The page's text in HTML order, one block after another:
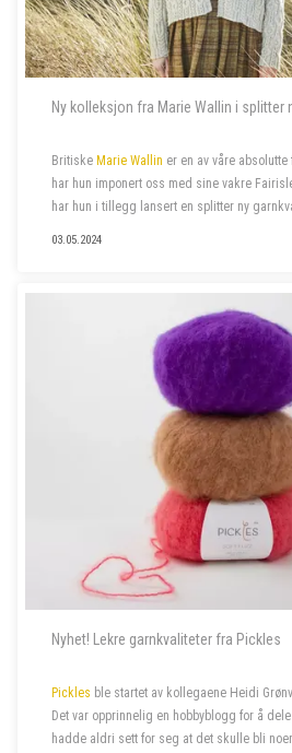
Ny kolleksjon fra Marie Wallin i splitter
Britiske Marie Wallin er en av våre
har hun imponert oss med sine vakre
har hun i tillegg lansert en splitter ny
03.05.2024
Nyhet! Lekre garnkvaliteter fra Pickles
Pickles ble startet av kollegaene Heidi
Det var opprinnelig en hobbyblogg for å
hadde aldri sett for seg at det skulle bli